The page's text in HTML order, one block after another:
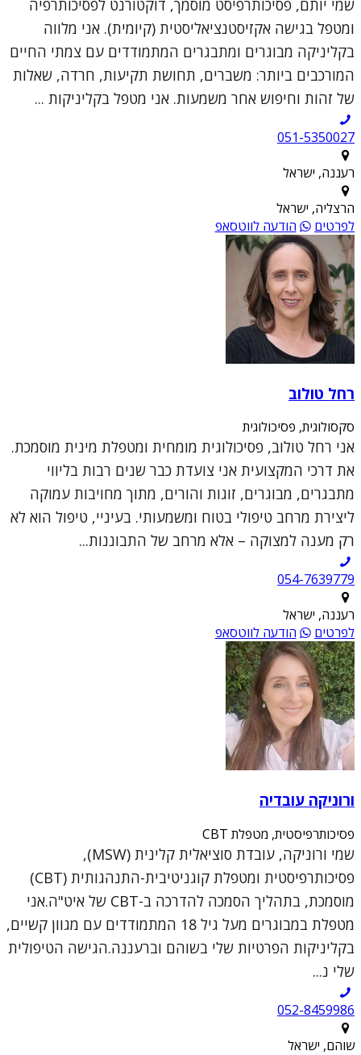
שמי יותם, פסיכותרפיסט מוסמך, דוקטורנט לפסיכותרפיה
ומטפל בגישה אקזיסטנציאליסטית (קיומית). אני מלווה
בקליניקה מבוגרים ומתבגרים המתמודדים עם צמתי החיים
המורכבים ביותר: משברים, תחושת תקיעות, חרדה, שאלות
של זהות וחיפוש אחר משמעות. אני מטפל בקליניקות ...
051-5350027
רעננה, ישראל
הרצליה, ישראל
לפרטים
הודעה לווטסאפ
רחל טולוב
סקסולוגית, פסיכולוגית
אני רחל טולוב, פסיכולוגית מומחית ומטפלת מינית מוסמכת.
את דרכי המקצועית אני צועדת כבר שנים רבות בליווי
מתבגרים, מבוגרים, זוגות והורים, מתוך מחויבות עמוקה
ליצירת מרחב טיפולי בטוח ומשמעותי. בעיניי, טיפול הוא לא
רק מענה למצוקה – אלא מרחב של התבוננות...
054-7639779
רעננה, ישראל
לפרטים
הודעה לווטסאפ
ורוניקה עובדיה
פסיכותרפיסטית, מטפלת CBT
שמי ורוניקה, עובדת סוציאלית קלינית (MSW),
פסיכותרפיסטית ומטפלת קוגניטיבית-התנהגותית (CBT)
מוסמכת, בתהליך הסמכה להדרכה ב-CBT של איט"ה.אני
מטפלת במבוגרים מעל גיל 18 המתמודדים עם מגוון קשיים,
בקליניקות הפרטיות שלי בשוהם וברעננה.הגישה הטיפולית
שלי נ...
052-8459986
שוהם, ישראל